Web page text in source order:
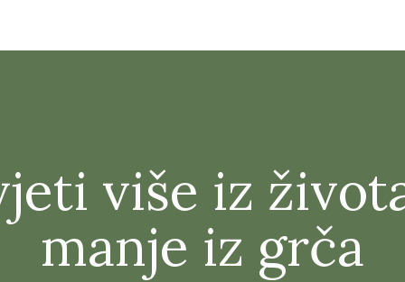
više iz
manje iz grča